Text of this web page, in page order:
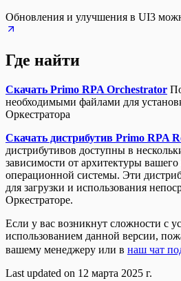
Обновления и улучшения в UI3
Где найти
Скачать Primo RPA Orchestrator
необходимыми файлами для
Оркестратора
Скачать дистрибутив Primo RPA
дистрибутивов доступны в
зависимости от архитектуры
операционной системы. Эти
для загрузки и использования
Оркестраторе.
Если у вас возникнут сложности с
использованием данной версии,
вашему менеджеру или в наш чат
Last updated on 12 марта 2025 г.